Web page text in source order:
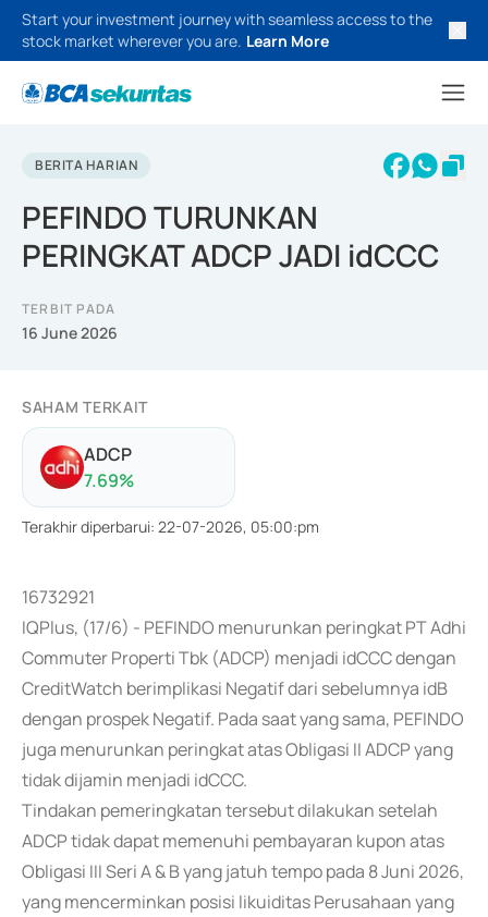
Start your investment journey with seamless access to the
stock market wherever you are. Learn More
BERITA HARIAN
PEFINDO TURUNKAN
PERINGKAT ADCP JADI idCCC
TERBIT PADA
16 June 2026
SAHAM TERKAIT
ADCP
7.69%
Terakhir diperbarui: 22-07-2026, 05:00:pm
16732921
IQPlus, (17/6) - PEFINDO menurunkan peringkat PT Adhi
Commuter Properti Tbk (ADCP) menjadi idCCC dengan
CreditWatch berimplikasi Negatif dari sebelumnya idB
dengan prospek Negatif. Pada saat yang sama, PEFINDO
juga menurunkan peringkat atas Obligasi II ADCP yang
tidak dijamin menjadi idCCC.
Tindakan pemeringkatan tersebut dilakukan setelah
ADCP tidak dapat memenuhi pembayaran kupon atas
Obligasi III Seri A & B yang jatuh tempo pada 8 Juni 2026,
yang mencerminkan posisi likuiditas Perusahaan yang